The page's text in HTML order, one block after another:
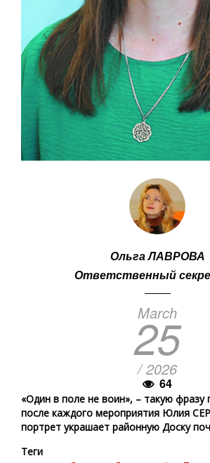
Ольга ЛАВРОВА
Ответственный
March
25
/ 2026
64
«Один в поле не воин», – такую фразу
после каждого мероприятия Юлия
портрет украшает районную Доску
Теги